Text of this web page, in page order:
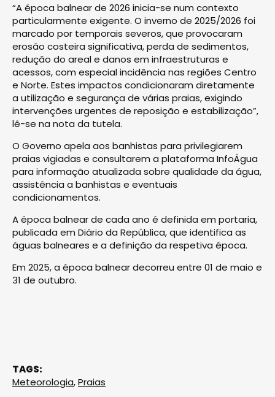
“A época balnear de 2026 inicia-se num contexto
particularmente exigente. O inverno de 2025/2026 foi
marcado por temporais severos, que provocaram
erosão costeira significativa, perda de sedimentos,
redução do areal e danos em infraestruturas e
acessos, com especial incidência nas regiões Centro
e Norte. Estes impactos condicionaram diretamente
a utilização e segurança de várias praias, exigindo
intervenções urgentes de reposição e estabilização”,
lê-se na nota da tutela.
O Governo apela aos banhistas para privilegiarem
praias vigiadas e consultarem a plataforma InfoÁgua
para informação atualizada sobre qualidade da água,
assistência a banhistas e eventuais
condicionamentos.
A época balnear de cada ano é definida em portaria,
publicada em Diário da República, que identifica as
águas balneares e a definição da respetiva época.
Em 2025, a época balnear decorreu entre 01 de maio e
31 de outubro.
TAGS:
Meteorologia,Praias